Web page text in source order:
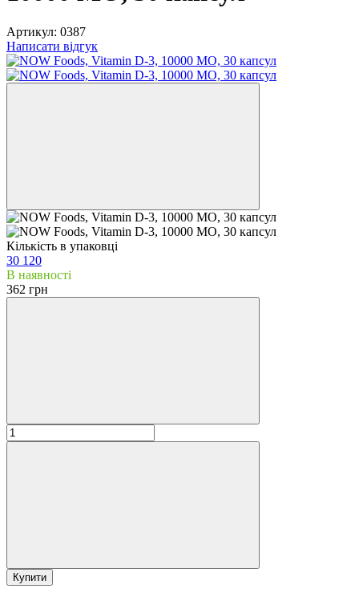
Артикул: 0387
Написати відгук
Кількість в упаковці
30 120
В наявності
362 грн
Купити